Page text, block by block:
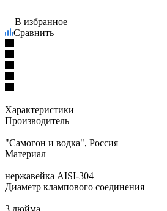
В избранное
Сравнить
Характеристики
Производитель
—
"Самогон и водка", Россия
Материал
—
нержавейка AISI-304
Диаметр клампового соединения
—
3 дюйма